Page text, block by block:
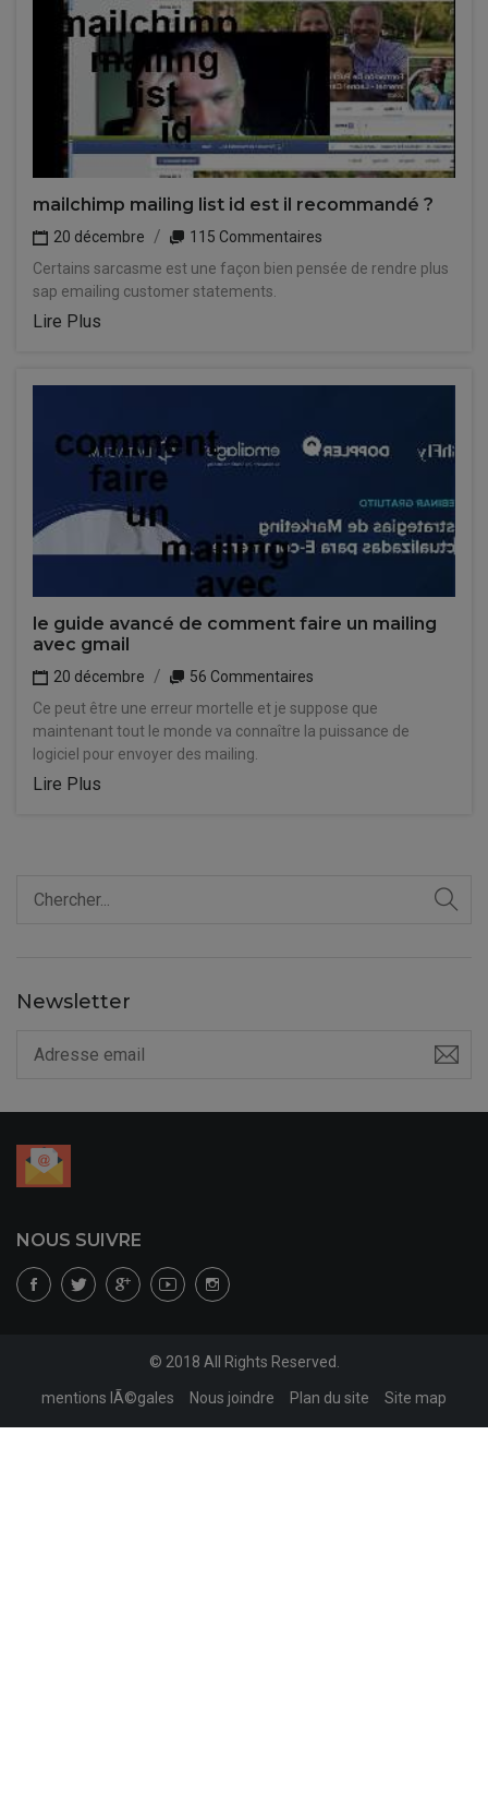
mailchimp mailing list id est il recommandé ?
20 décembre
115 Commentaires
Certains sarcasme est une façon bien pensée de rendre plus
sap emailing customer statements.
Lire Plus
le guide avancé de comment faire un mailing
avec gmail
20 décembre
56 Commentaires
Ce peut être une erreur mortelle et je suppose que
maintenant tout le monde va connaître la puissance de
logiciel pour envoyer des mailing.
Lire Plus
Newsletter
NOUS SUIVRE
© 2018 All Rights Reserved.
mentions lÃ©gales Nous joindre Plan du site Site map